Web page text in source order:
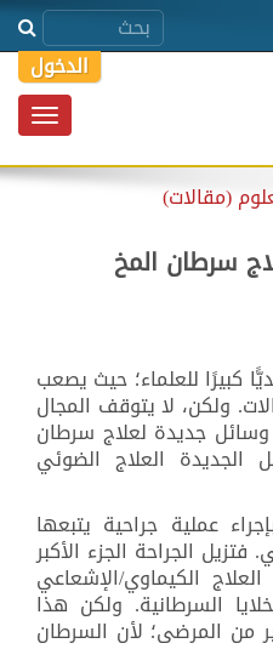
Toggle
الدخول
(مقالات)
سرطان المخ
كبيرًا للعلماء؛ حيث يصعب
ولكن، لا يتوقف المجال
جديدة لعلاج سرطان
الجديدة العلاج الضوئي
عملية جراحية يتبعها
الجراحة الجزء الأكبر
الكيماوي/الإشعاعي
السرطانية. ولكن هذا
من المرضى؛ لأن السرطان